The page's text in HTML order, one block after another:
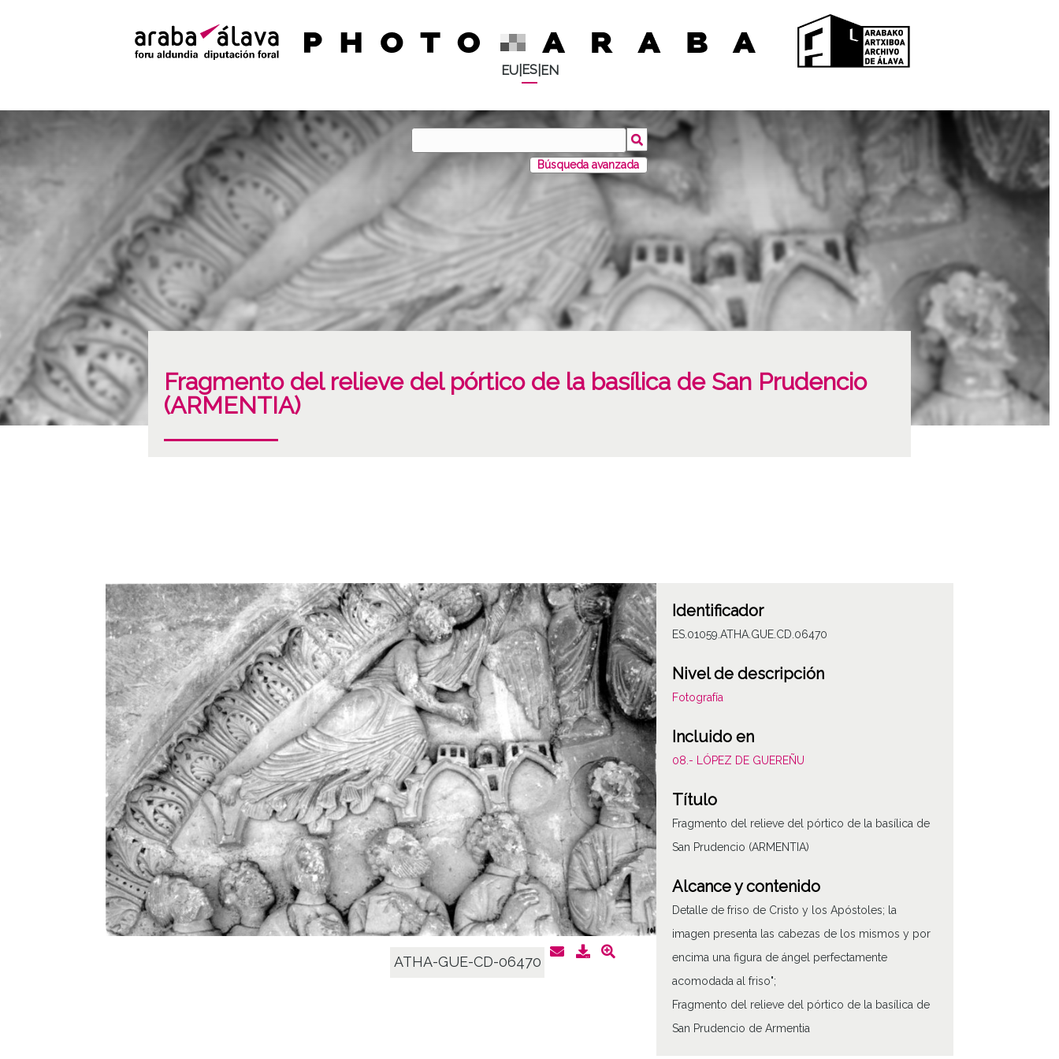
EU| ES| EN
Búsqueda avanzada
Fragmento del relieve del pórtico de la basílica de San Prudencio
(ARMENTIA)
ATHA-GUE-CD-06470
Identificador
ES.01059.ATHA.GUE.CD.06470
Nivel de descripción
Fotografía
Incluido en
08.- LÓPEZ DE GUEREÑU
Título
Fragmento del relieve del pórtico de la basílica de
San Prudencio (ARMENTIA)
Alcance y contenido
Detalle de friso de Cristo y los Apóstoles; la
imagen presenta las cabezas de los mismos y por
encima una figura de ángel perfectamente
acomodada al friso";
Fragmento del relieve del pórtico de la basílica de
San Prudencio de Armentia